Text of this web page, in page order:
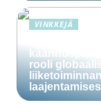
VINKKEJÄ
rooli
liiketoiminnan